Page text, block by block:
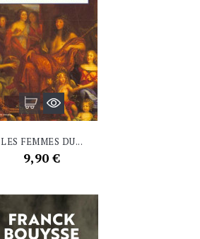
LES FEMMES DU...
Prix
9,90 €